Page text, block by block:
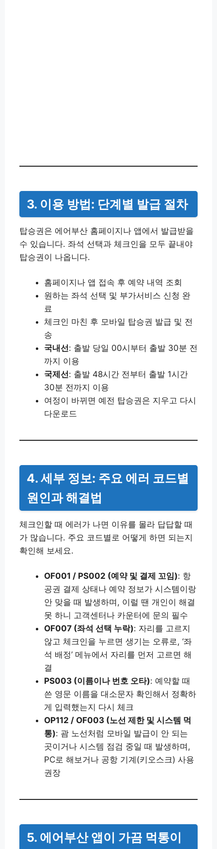
3. 이용 방법: 단계별 발급 절차
탑승권은 에어부산 홈페이지나 앱에서 발급받을
수 있습니다. 좌석 선택과 체크인을 모두 끝내야
탑승권이 나옵니다.
홈페이지나 앱 접속 후 예약 내역 조회
원하는 좌석 선택 및 부가서비스 신청 완
료
체크인 마친 후 모바일 탑승권 발급 및 전
송
국내선: 출발 당일 00시부터 출발 30분 전
까지 이용
국제선: 출발 48시간 전부터 출발 1시간
30분 전까지 이용
여정이 바뀌면 예전 탑승권은 지우고 다시
다운로드
4. 세부 정보: 주요 에러 코드별
원인과 해결법
체크인할 때 에러가 나면 이유를 몰라 답답할 때
가 많습니다. 주요 코드별로 어떻게 하면 되는지
확인해 보세요.
OF001 / PS002 (예약 및 결제 꼬임): 항
공권 결제 상태나 예약 정보가 시스템이랑
안 맞을 때 발생하며, 이럴 땐 개인이 해결
못 하니 고객센터나 카운터에 문의 필수
OF007 (좌석 선택 누락): 자리를 고르지
않고 체크인을 누르면 생기는 오류로, ‘좌
석 배정’ 메뉴에서 자리를 먼저 고르면 해
결
PS003 (이름이나 번호 오타): 예약할 때
쓴 영문 이름을 대소문자 확인해서 정확하
게 입력했는지 다시 체크
OP112 / OF003 (노선 제한 및 시스템 먹
통): 괌 노선처럼 모바일 발급이 안 되는
곳이거나 시스템 점검 중일 때 발생하며,
PC로 해보거나 공항 기계(키오스크) 사용
권장
5. 에어부산 앱이 가끔 먹통이